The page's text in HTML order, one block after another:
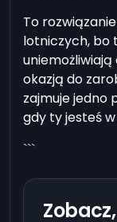
To
lotniczych, bo
uniemożliwiają
okazją do
zajmuje jedno
gdy ty jesteś
```